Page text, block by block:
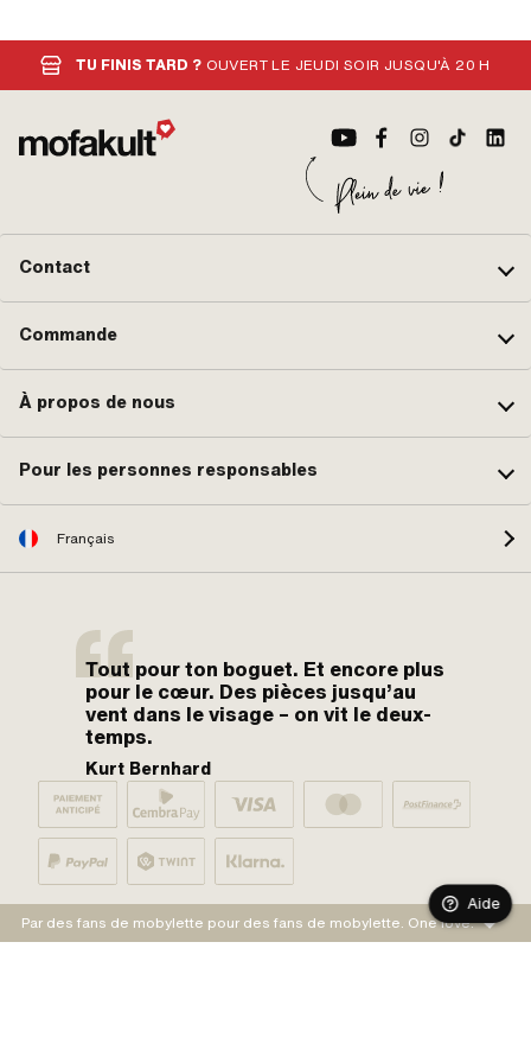
TU FINIS TARD ? OUVERT LE JEUDI SOIR JUSQU'À 20 H
Contact
Commande
À propos de nous
Pour les personnes responsables
Français
Tout pour ton boguet. Et encore plus
pour le cœur. Des pièces jusqu’au
vent dans le visage – on vit le deux-
temps.
Kurt Bernhard
Par des fans de mobylette pour des fans de mobylette. One love.
Aide